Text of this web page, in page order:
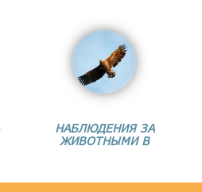
НАБЛЮДЕНИЯ ЗА
ЖИВОТНЫМИ В